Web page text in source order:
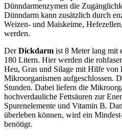
Dünndarmenzymen die
Dünndarm kann zusätzlich durch
Weizen- und Maiskeime,
werden.
DerDickdarm ist 8 Meter lang mit
180 Litern. Hier werden die
Heu, Gras und Silage mit Hilfe von
Mikroorganismen aufgeschlossen.
Stunden. Dabei liefern die
hochverdauliche Fettsäuren zur
Spurenelemente und Vitamin B.
überleben können, wird ein
benötigt.